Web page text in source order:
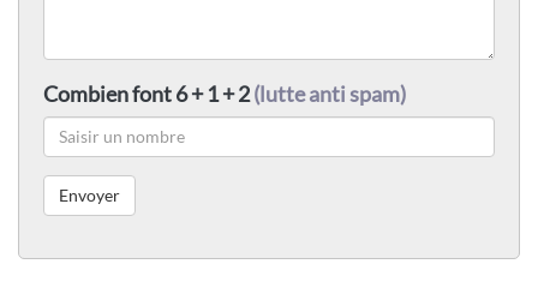
Combien font 6 + 1 + 2(lutte anti spam)